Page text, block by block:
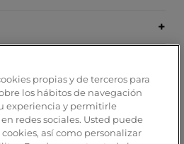
propias y de terceros para
los hábitos de navegación
experiencia y permitirle
redes sociales. Usted puede
así como personalizar